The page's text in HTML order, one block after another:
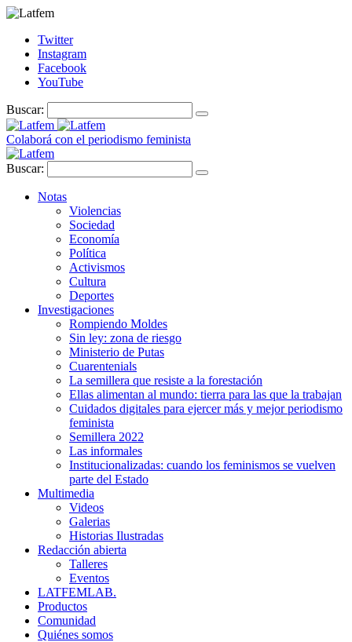
Twitter
Instagram
Facebook
YouTube
Buscar:
Colaborá con el periodismo feminista
Buscar:
Notas
Violencias
Sociedad
Economía
Política
Activismos
Cultura
Deportes
Investigaciones
Rompiendo Moldes
Sin ley: zona de riesgo
Ministerio de Putas
Cuarentenials
La semillera que resiste a la forestación
Ellas alimentan al mundo: tierra para las que la trabajan
Cuidados digitales para ejercer más y mejor periodismo
feminista
Semillera 2022
Las informales
Institucionalizadas: cuando los feminismos se vuelven
parte del Estado
Multimedia
Videos
Galerias
Historias Ilustradas
Redacción abierta
Talleres
Eventos
LATFEMLAB.
Productos
Comunidad
Quiénes somos